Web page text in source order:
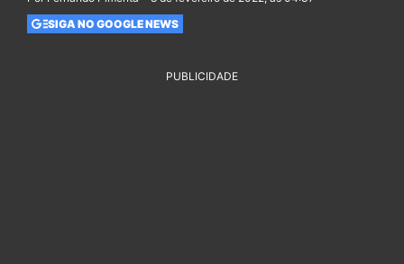
SIGA NO GOOGLE NEWS
PUBLICIDADE